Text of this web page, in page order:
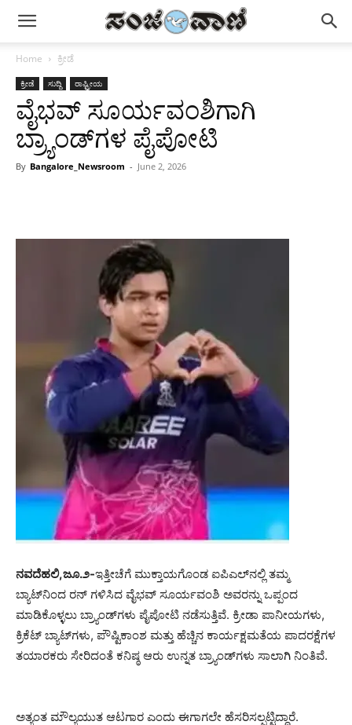
Home ಕ್ರೀಡೆ
ಕ್ರೀಡೆ ಸುದ್ದಿ ರಾಷ್ಟ್ರೀಯ
ವೈಭವ್ ಸೂರ್ಯವಂಶಿಗಾಗಿ
ಬ್ರ್ಯಾಂಡ್‌ಗಳ ಪೈಪೋಟಿ
By Bangalore_Newsroom - June 2, 2026
ನವದೆಹಲಿ,ಜೂ.೨-ಇತ್ತೀಚೆಗೆ ಮುಕ್ತಾಯಗೊಂಡ ಐಪಿಎಲ್‌ನಲ್ಲಿ ತಮ್ಮ
ಬ್ಯಾಟ್‌ನಿಂದ ರನ್ ಗಳಿಸಿದ ವೈಭವ್ ಸೂರ್ಯವಂಶಿ ಅವರನ್ನು ಒಪ್ಪಂದ
ಮಾಡಿಕೊಳ್ಳಲು ಬ್ರ್ಯಾಂಡ್‌ಗಳು ಪೈಪೋಟಿ ನಡೆಸುತ್ತಿವೆ. ಕ್ರೀಡಾ ಪಾನೀಯಗಳು,
ಕ್ರಿಕೆಟ್ ಬ್ಯಾಟ್‌ಗಳು, ಪೌಷ್ಟಿಕಾಂಶ ಮತ್ತು ಹೆಚ್ಚಿನ ಕಾರ್ಯಕ್ಷಮತೆಯ ಪಾದರಕ್ಷೆಗಳ
ತಯಾರಕರು ಸೇರಿದಂತೆ ಕನಿಷ್ಠ ಆರು ಉನ್ನತ ಬ್ರ್ಯಾಂಡ್‌ಗಳು ಸಾಲಾಗಿ ನಿಂತಿವೆ.
ಅತ್ಯಂತ ಮೌಲ್ಯಯುತ ಆಟಗಾರ ಎಂದು ಈಗಾಗಲೇ ಹೆಸರಿಸಲ್ಪಟ್ಟಿದ್ದಾರೆ.